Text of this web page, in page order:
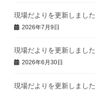
現場だよりを更新しました
2026年7月9日
現場だよりを更新しました
2026年6月30日
現場だよりを更新しました